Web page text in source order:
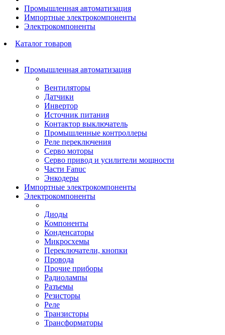
Промышленная автоматизация
Импортные электрокомпоненты
Электрокомпоненты
Каталог товаров
Промышленная автоматизация
Вентиляторы
Датчики
Инвертор
Источник питания
Контактор выключатель
Промышленные контроллеры
Реле переключения
Серво моторы
Серво привод и усилители мощности
Части Fanuc
Энкодеры
Импортные электрокомпоненты
Электрокомпоненты
Диоды
Компоненты
Конденсаторы
Микросхемы
Переключатели, кнопки
Провода
Прочие приборы
Радиолампы
Разъемы
Резисторы
Реле
Транзисторы
Трансформаторы